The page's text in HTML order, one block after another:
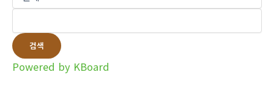
검색
Powered by KBoard